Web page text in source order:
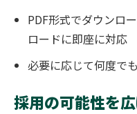
PDF形式でダウンロ
ロードに即座に対応
必要に応じて何度で
採用の可能性を